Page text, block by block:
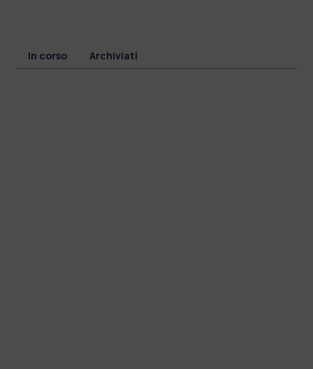
In corso Archiviati